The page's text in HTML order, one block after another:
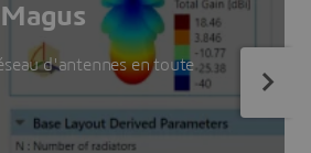
d'antennes en toute